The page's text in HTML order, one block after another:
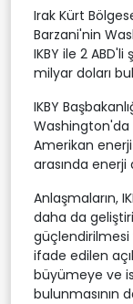
Irak Kürt
Barzani'nin
IKBY ile 2
milyar doları
IKBY
Washington'da
Amerikan
arasında enerji
Anlaşmaların,
daha da
ifade edilen
büyümeye ve
bulunmasının